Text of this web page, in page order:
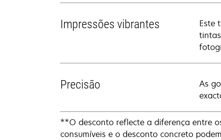
Impressões vibrantes
Este
Precisão
As
**O desconto reflecte a diferença entre
consumíveis e o desconto concreto